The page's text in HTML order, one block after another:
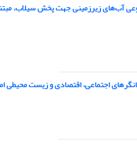
اجتماعی، اقتصادی و زیست محیطی